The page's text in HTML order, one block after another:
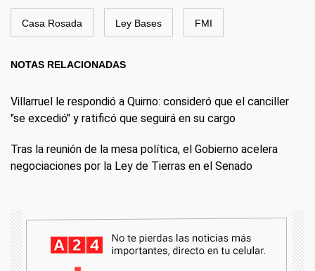
Casa Rosada Ley Bases FMI
NOTAS RELACIONADAS
Villarruel le respondió a Quirno: consideró que el canciller
"se excedió" y ratificó que seguirá en su cargo
Tras la reunión de la mesa política, el Gobierno acelera
negociaciones por la Ley de Tierras en el Senado